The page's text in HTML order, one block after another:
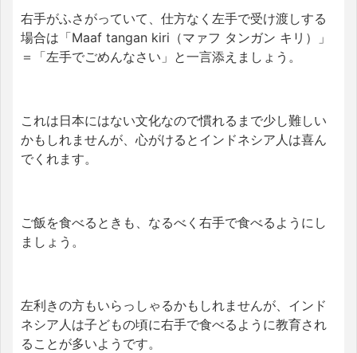
右手がふさがっていて、仕方なく左手で受け渡しする
場合は「Maaf tangan kiri（マァフ タンガン キリ）」
＝「左手でごめんなさい」と一言添えましょう。
これは日本にはない文化なので慣れるまで少し難しい
かもしれませんが、心がけるとインドネシア人は喜ん
でくれます。
ご飯を食べるときも、なるべく右手で食べるようにし
ましょう。
左利きの方もいらっしゃるかもしれませんが、インド
ネシア人は子どもの頃に右手で食べるように教育され
ることが多いようです。